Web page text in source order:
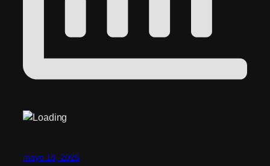
mayo 18, 2026